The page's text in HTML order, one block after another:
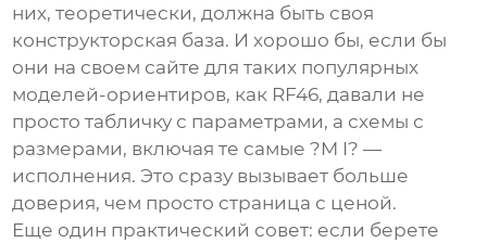
них, теоретически, должна быть своя
конструкторская база. И хорошо бы, если бы
они на своем сайте для таких популярных
моделей-ориентиров, как RF46, давали не
просто табличку с параметрами, а схемы с
размерами, включая те самые ?M I? —
исполнения. Это сразу вызывает больше
доверия, чем просто страница с ценой.
Еще один практический совет: если берете